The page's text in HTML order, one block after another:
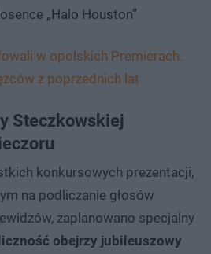
„Halo Houston”
w opolskich Premierach.
z poprzednich lat
Steczkowskiej
konkursowych prezentacji,
na podliczanie głosów
zaplanowano specjalny
obejrzy jubileuszowy